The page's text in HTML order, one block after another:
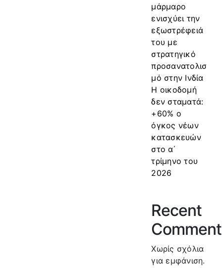
μάρμαρο
ενισχύει την
εξωστρέφειά
του με
στρατηγικό
προσανατολισ
μό στην Ινδία
Η οικοδομή
δεν σταματά:
+60% ο
όγκος νέων
κατασκευών
στο α΄
τρίμηνο του
2026
Recent
Χωρίς σχόλια
για εμφάνιση.